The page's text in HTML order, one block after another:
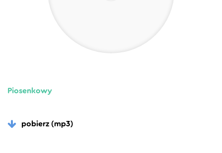
Piosenkowy
pobierz (mp3)